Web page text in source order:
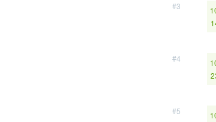
#3
#4
#5